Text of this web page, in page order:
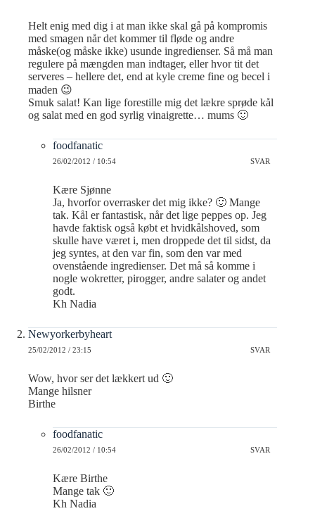
Helt enig med dig i at man ikke skal gå på kompromis
med smagen når det kommer til fløde og andre
måske(og måske ikke) usunde ingredienser. Så må man
regulere på mængden man indtager, eller hvor tit det
serveres – hellere det, end at kyle creme fine og becel i
maden 😉
Smuk salat! Kan lige forestille mig det lækre sprøde kål
og salat med en god syrlig vinaigrette… mums 🙂
foodfanatic
26/02/2012 / 10:54 SVAR
Kære Sjønne
Ja, hvorfor overrasker det mig ikke? 🙂 Mange
tak. Kål er fantastisk, når det lige peppes op. Jeg
havde faktisk også købt et hvidkålshoved, som
skulle have været i, men droppede det til sidst, da
jeg syntes, at den var fin, som den var med
ovenstående ingredienser. Det må så komme i
nogle wokretter, pirogger, andre salater og andet
godt.
Kh Nadia
Newyorkerbyheart
25/02/2012 / 23:15 SVAR
Wow, hvor ser det lækkert ud 🙂
Mange hilsner
Birthe
foodfanatic
26/02/2012 / 10:54 SVAR
Kære Birthe
Mange tak 🙂
Kh Nadia